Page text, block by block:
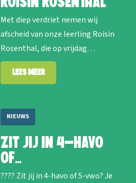
Met diep verdriet nemen wij
afscheid van onze leerling Roisin
Rosenthal, die op vrijdag…
Lees meer
NIEUWS
Zit jij in 4-havo
of…
???? Zit jij in 4-havo of 5-vwo? Je